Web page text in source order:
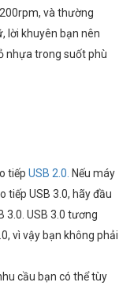
và thường
lời khuyên bạn nên
nhựa trong suốt phù
tiếp USB 2.0. Nếu máy
tiếp USB 3.0, hãy đầu
3.0. USB 3.0 tương
vì vậy bạn không phải
cầu bạn có thể tùy